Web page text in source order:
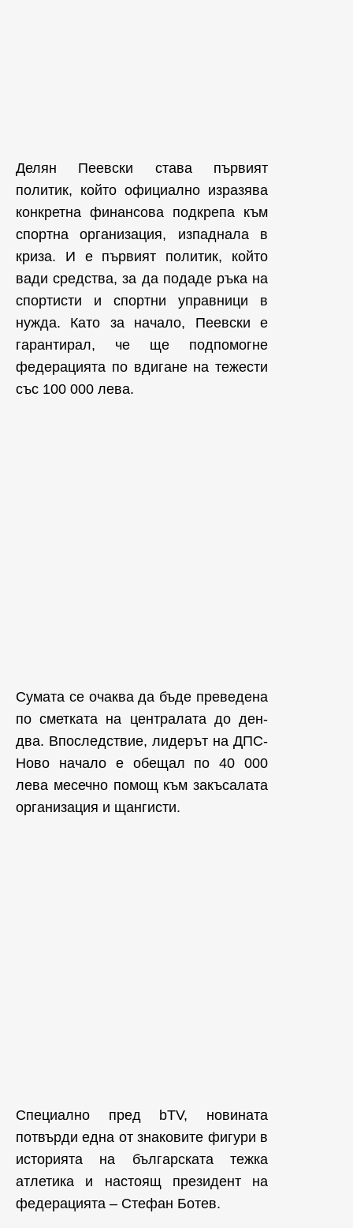
Делян Пеевски става първият
политик, който официално изразява
конкретна финансова подкрепа към
спортна организация, изпаднала в
криза. И е първият политик, който
вади средства, за да подаде ръка на
спортисти и спортни управници в
нужда. Като за начало, Пеевски е
гарантирал, че ще подпомогне
федерацията по вдигане на тежести
със 100 000 лева.
Сумата се очаква да бъде преведена
по сметката на централата до ден-
два. Впоследствие, лидерът на ДПС-
Ново начало е обещал по 40 000
лева месечно помощ към закъсалата
организация и щангисти.
Специално пред bTV, новината
потвърди една от знаковите фигури в
историята на българската тежка
атлетика и настоящ президент на
федерацията – Стефан Ботев.